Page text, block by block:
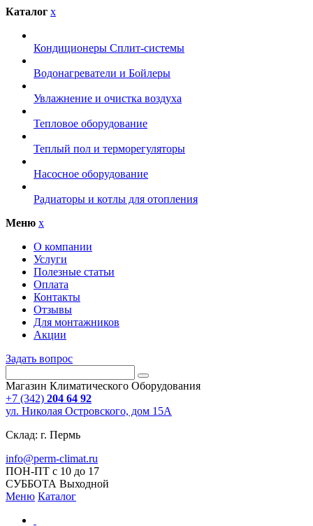
Каталог x
Кондиционеры Сплит-системы
Водонагреватели и Бойлеры
Увлажнение и очистка воздуха
Тепловое оборудование
Теплый пол и терморегуляторы
Насосное оборудование
Радиаторы и котлы для отопления
Меню x
О компании
Услуги
Полезные статьи
Оплата
Контакты
Отзывы
Для монтажников
Акции
Задать вопрос
Магазин Климатического Оборудования
+7 (342) 204 64 92
ул. Николая Островского, дом 15А
Склад: г. Пермь
info@perm-climat.ru
ПОН-ПТ с 10 до 17
СУББОТА Выходной
Меню Каталог